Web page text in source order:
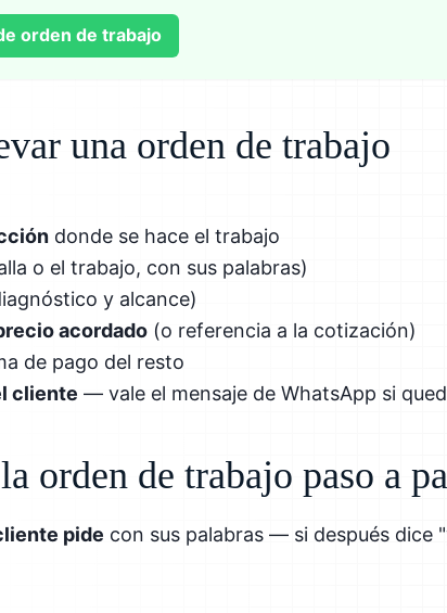
orden de trabajo
una orden de trabajo
donde se hace el trabajo
o el trabajo, con sus palabras)
y alcance)
acordado (o referencia a la cotización)
de pago del resto
cliente — vale el mensaje de WhatsApp si
orden de trabajo paso a
pide con sus palabras — si después dice